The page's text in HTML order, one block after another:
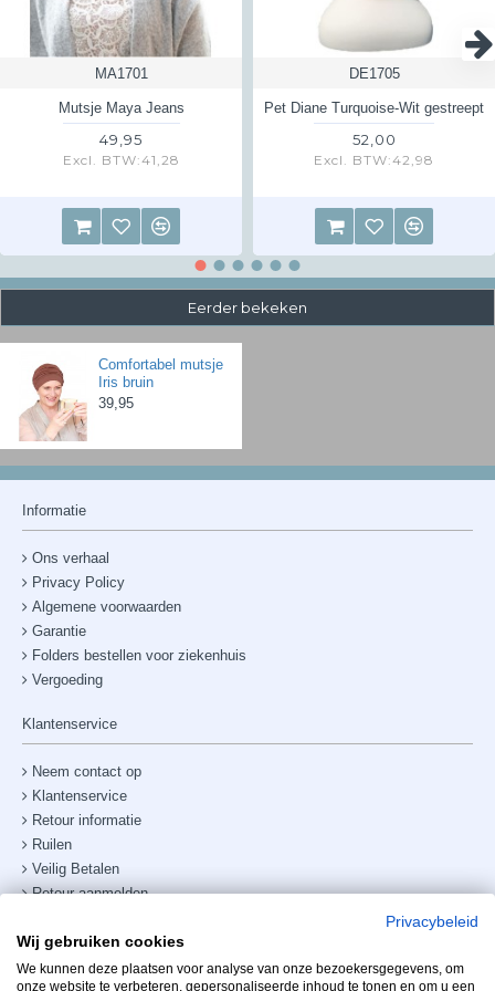
Kijk voor meer informatie over retourneren
MA1701
Mutsje Maya Jeans
49,95
Excl. BTW:41,28
DE1705
Pet Diane Turquoise-Wit gestreept
52,00
Excl. BTW:42,98
Eerder bekeken
Comfortabel mutsje
Iris bruin
39,95
Informatie
Ons verhaal
Privacy Policy
Algemene voorwaarden
Garantie
Folders bestellen voor ziekenhuis
Vergoeding
Klantenservice
Neem contact op
Klantenservice
Retour informatie
Ruilen
Veilig Betalen
Retour aanmelden
Site map
Telefoonnummer:+31238882885
Privacybeleid
Wij gebruiken cookies
We kunnen deze plaatsen voor analyse van onze bezoekersgegevens, om
onze website te verbeteren, gepersonaliseerde inhoud te tonen en om u een